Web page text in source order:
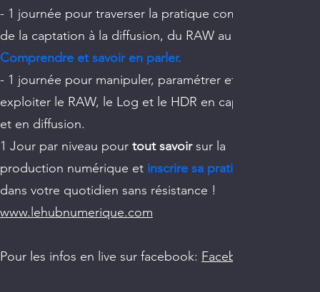
- 1 journée pour traverser la pratique complète
de la captation à la diffusion, du RAW au HDR:
Comprendre et savoir en parler.
- 1 journée pour manipuler, paramétrer et
exploiter le RAW, le Log et le HDR en captation
et en diffusion.
1 Jour par niveau pour tout savoirsur la
production numérique et inscrire sa pratique
dans votre quotidien sans résistance !
www.lehubnumerique.com
Pour les infos en live sur facebook: Facebook